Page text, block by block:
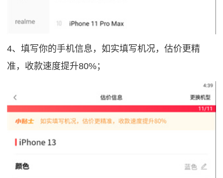
4、填写你的手机信息，如实填写机况，估价更精
准，收款速度提升80%；